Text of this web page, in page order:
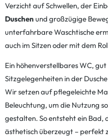
Verzicht auf Schwellen, der
Duschen und großzügige
unterfahrbare Waschtische
auch im Sitzen oder mit dem
Ein höhenverstellbares WC,
Sitzgelegenheiten in der
Wir setzen auf pflegeleichte
Beleuchtung, um die Nutzung
gestalten. So entsteht ein Bad,
ästhetisch überzeugt – perfekt